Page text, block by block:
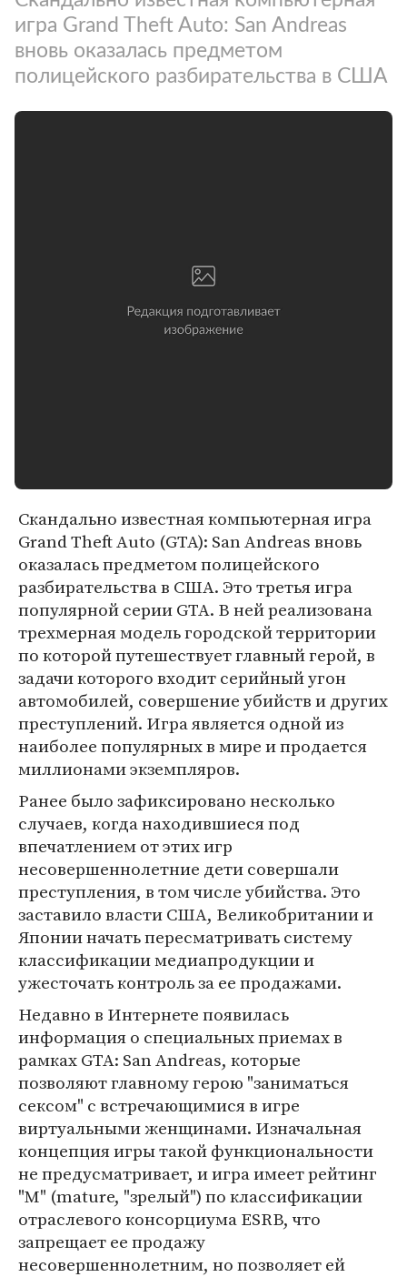
игра Grand Theft Auto: San Andreas
вновь оказалась предметом
полицейского разбирательства в США
Скандально известная компьютерная игра
Grand Theft Auto (GTA): San Andreas вновь
оказалась предметом полицейского
разбирательства в США. Это третья игра
популярной серии GTA. В ней реализована
трехмерная модель городской территории
по которой путешествует главный герой, в
задачи которого входит серийный угон
автомобилей, совершение убийств и других
преступлений. Игра является одной из
наиболее популярных в мире и продается
миллионами экземпляров.
Ранее было зафиксировано несколько
случаев, когда находившиеся под
впечатлением от этих игр
несовершеннолетние дети совершали
преступления, в том числе убийства. Это
заставило власти США, Великобритании и
Японии начать пересматривать систему
классификации медиапродукции и
ужесточать контроль за ее продажами.
Недавно в Интернете появилась
информация о специальных приемах в
рамках GTA: San Andreas, которые
позволяют главному герою "заниматься
сексом" с встречающимися в игре
виртуальными женщинами. Изначальная
концепция игры такой функциональности
не предусматривает, и игра имеет рейтинг
"M" (mature, "зрелый") по классификации
отраслевого консорциума ESRB, что
запрещает ее продажу
несовершеннолетним, но позволяет ей